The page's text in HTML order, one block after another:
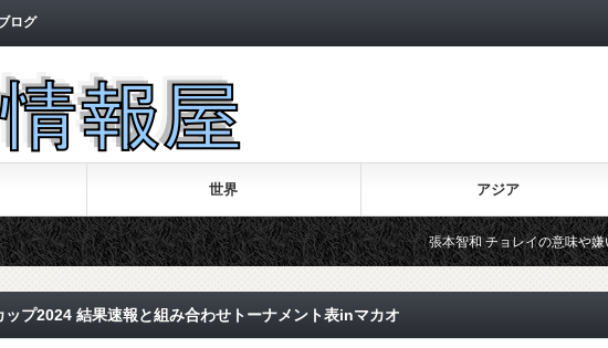
ログ
世界 アジア
張本智和 チョレイの意味や嫌いと言われ
プ2024 結果速報と組み合わせトーナメント表inマカオ